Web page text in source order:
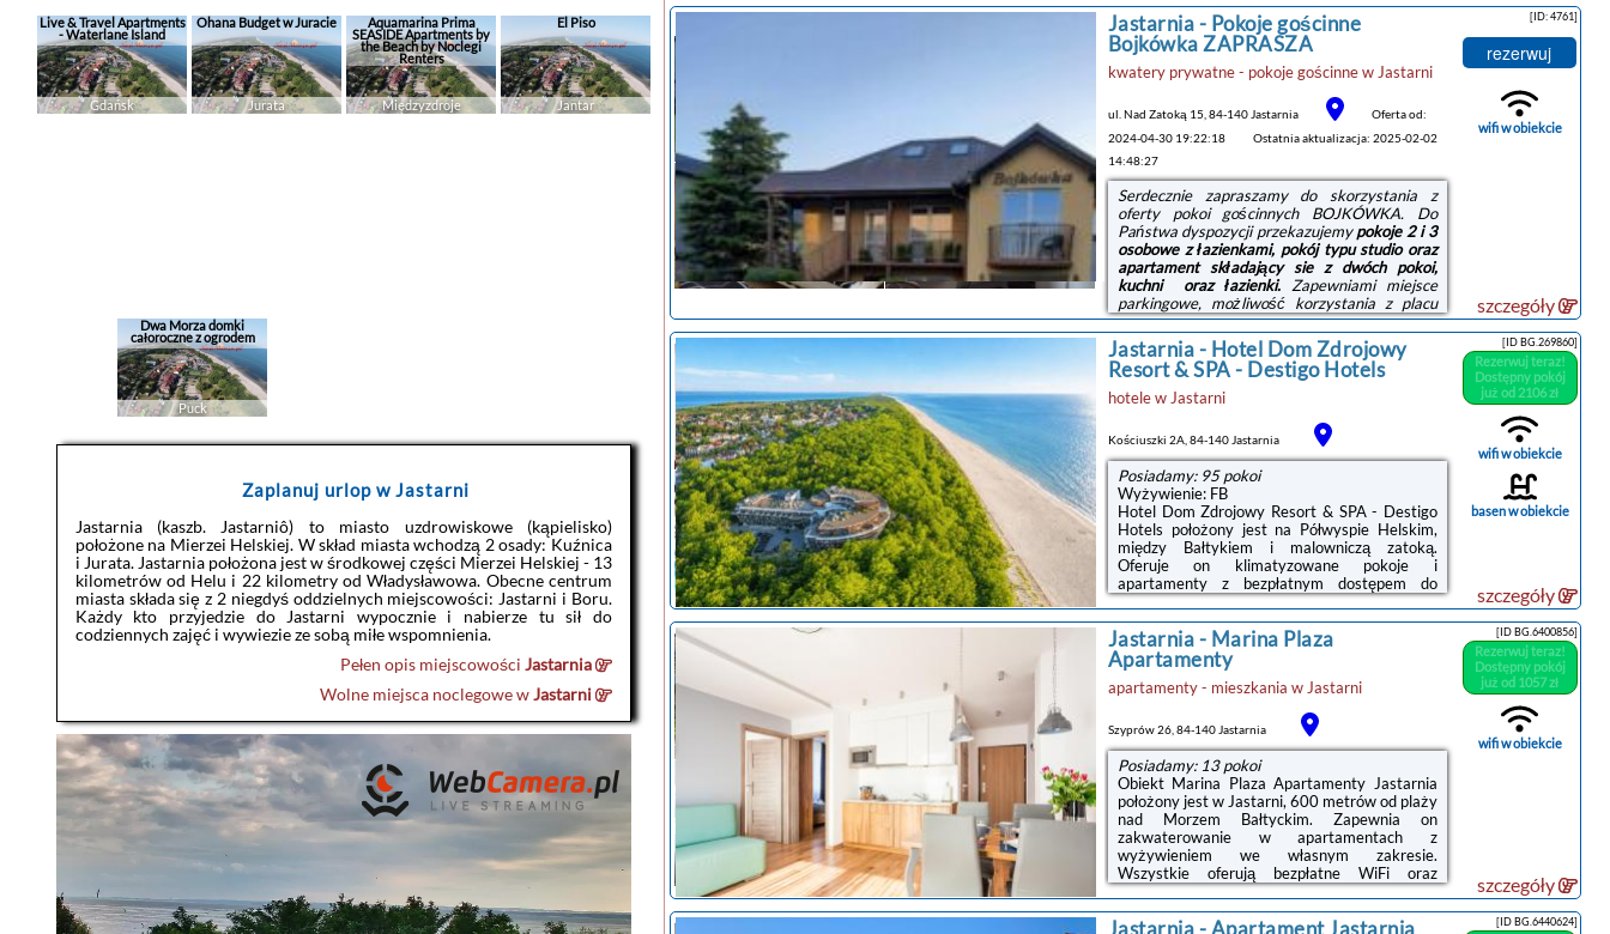
noclegi Jastarnia
tanie noclegi
wyposażoną kuchnią i łazienką (WC, kabina
prysznicowa).
Dla naszych Gości udostępniamy także
parking i miejsce do grillowania
Ceny 40 zł/osobę/dobę - dzieci do lat 7: 50%
ceny.
Serdecznie zapraszamy!
noclegi Jastarnia
tanie noclegi
Jastarnia - Pokoje gościnne
Bojkówka ZAPRASZA
kwatery prywatne - pokoje gościnnew Jastarni
ul. Nad Zatoką 15, 84-140 Jastarnia
Oferta od:
2024-04-30 19:22:18
Ostatnia aktualizacja: 2025-02-02
14:48:27
Serdecznie zapraszamy do skorzystania z
oferty pokoi gościnnych BOJKÓWKA. Do
Państwa dyspozycji przekazujemypokoje 2 i 3
osobowe z łazienkami, pokój typu studio oraz
apartament składający sie z dwóch pokoi,
kuchni oraz łazienki.Zapewniami miejsce
parkingowe, możliwość korzystania z placu
zabaw oraz grilla. Bliskość Zatoki Puckiej,
dająca naszym Gością przepiekne widoki
bezpośrednio z pokoju, w tym również na Port
Rybacki stanowią dodatkowe atuty obietu.
Nieopodal umiejscowione jest także molo
ZAPRASZAMY!
[ID: 4761]
rezerwuj
wifi w obiekcie
szczegóły
noclegi Jastarnia
Jastarnia- Hotel Dom Zdrojowy
Resort & SPA - Destigo Hotels
hotelew Jastarni
Kościuszki 2A, 84-140 Jastarnia
Posiadamy: 95 pokoi
Wyżywienie: FB
Hotel Dom Zdrojowy Resort & SPA - Destigo
Hotels położony jest na Półwyspie Helskim,
między Bałtykiem i malowniczą zatoką.
Oferuje on klimatyzowane pokoje i
apartamenty z bezpłatnym dostępem do
Internetu. Obiekt dysponuje prywatną plażą.W
budynku znajduje się centrum rekreacyjne z
basenem, saunami, wanną z hydromasażem,
łaźnią parową i siłownią. Wszystkie te
udogodnienia dostępne są
bezpłatnie.Przestronne pokoje i apartamenty
zapewniają balkon. Każdy z nich wyposażony
został w telewizor z dostępem do kanałów
kablowych, sejf, czajnik elektryczny oraz
minibar. We wszystkich ...
[ID BG.269860]
Rezerwuj teraz!
Dostępny pokój
już od 2106 zł
wifi w obiekcie
basen w obiekcie
szczegóły
Jastarnia- Marina Plaza
Apartamenty
apartamenty - mieszkania w Jastarni
Szyprów 26, 84-140 Jastarnia
Posiadamy: 13 pokoi
Obiekt Marina Plaza Apartamenty Jastarnia
położony jest w Jastarni, 600 metrów od plaży
nad Morzem Bałtyckim. Zapewnia on
zakwaterowanie w apartamentach z
wyżywieniem we własnym zakresie.
Wszystkie oferują bezpłatne WiFi oraz
telewizor z płaskim ekranem.Te nowoczesne
apartamenty dysponują balkonem lub tarasem
oraz częścią wypoczynkową. Obejmują one
[ID BG.6400856]
Rezerwuj teraz!
Dostępny pokój
już od 1057 zł
wifi w obiekcie
szczegóły
Jastarnia-Apartament Jastarnia [ID BG.6440624]
Live & Travel Apartments
- Waterlane Island
Gdańsk
Ohana Budget w Juracie
Jurata
Aquamarina Prima
SEASIDE Apartments by
the Beach by Noclegi
Renters
Międzyzdroje
El Piso
Jantar
Dwa Morza domki
całoroczne z ogrodem
Puck
Zaplanuj urlop w Jastarni
Jastarnia (kaszb. Jastarniô) to miasto uzdrowiskowe (kąpielisko)
położone na Mierzei Helskiej. W skład miasta wchodzą 2 osady: Kuźnica
i Jurata. Jastarnia położona jest w środkowej części Mierzei Helskiej - 13
kilometrów od Helu i 22 kilometry od Władysławowa. Obecne centrum
miasta składa się z 2 niegdyś oddzielnych miejscowości: Jastarni i Boru.
Każdy kto przyjedzie do Jastarni wypocznie i nabierze tu sił do
codziennych zajęć i wywiezie ze sobą miłe wspomnienia.
Pełen opis miejscowości Jastarnia
Wolne miejsca noclegowe wJastarni